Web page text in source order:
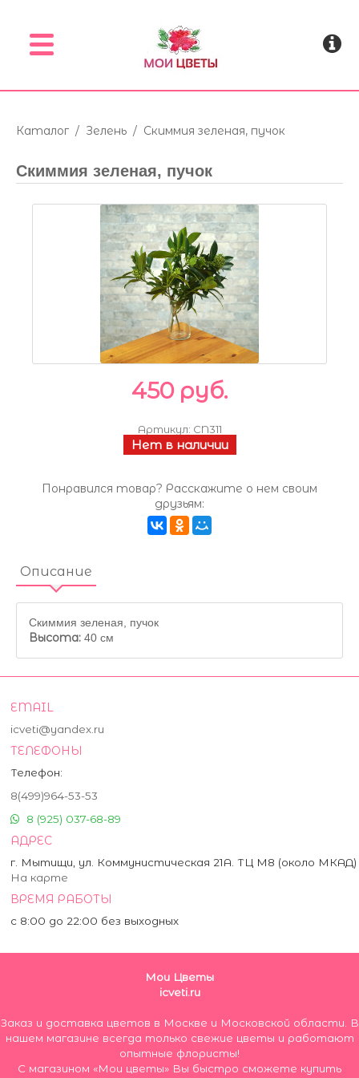
Menu
Каталог / Зелень / Скиммия зеленая, пучок
Скиммия зеленая, пучок
450 руб.
Артикул: CN311
Нет в наличии
Понравился товар? Расскажите о нем своим
друзьям:
Описание
Скиммия зеленая, пучок
Высота: 40 см
EMAIL
icveti@yandex.ru
ТЕЛЕФОНЫ
Телефон:
8(499)964-53-53
8 (925) 037-68-89
АДРЕС
г. Мытищи, ул. Коммунистическая 21А. ТЦ М8 (около МКАД)
На карте
ВРЕМЯ РАБОТЫ
с 8:00 до 22:00 без выходных
Мои Цветы
icveti.ru
Заказ и доставка цветов в Москве и Московской области. В
нашем магазине всегда только свежие цветы и работают
опытные флористы!
С магазином «Мои цветы» Вы быстро сможете купить